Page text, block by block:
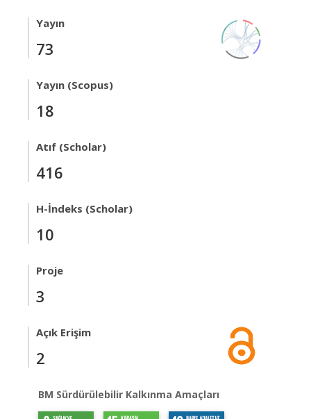
Yayın
73
Yayın (Scopus)
18
Atıf (Scholar)
416
H-İndeks (Scholar)
10
Proje
3
Açık Erişim
2
BM Sürdürülebilir Kalkınma Amaçları